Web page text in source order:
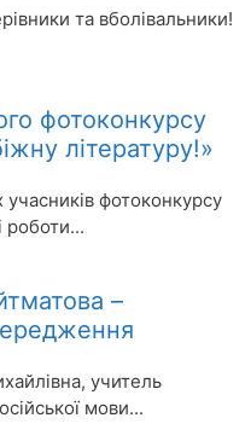
та вболівальники!
фотоконкурсу
літературу!»
фотоконкурсу
роботи...
–
учитель
мови...